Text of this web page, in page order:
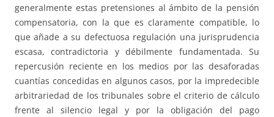
generalmente estas pretensiones al ámbito de la pensión
compensatoria, con la que es claramente compatible, lo
que añade a su defectuosa regulación una jurisprudencia
escasa, contradictoria y débilmente fundamentada. Su
repercusión reciente en los medios por las desaforadas
cuantías concedidas en algunos casos, por la impredecible
arbitrariedad de los tribunales sobre el criterio de cálculo
frente al silencio legal y por la obligación del pago